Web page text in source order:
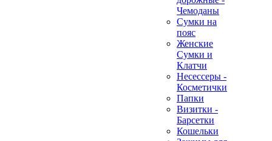
Чемоданы
Сумки на
пояс
Женские
Сумки и
Клатчи
Несессеры -
Косметички
Папки
Визитки -
Барсетки
Кошельки